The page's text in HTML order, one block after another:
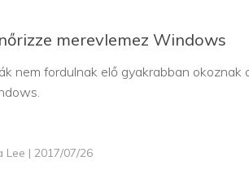
merevlemez Windows
nem fordulnak elő gyakrabban
Lee | 2017/07/26